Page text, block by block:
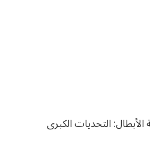
الأبطال: التحديات الكبرى